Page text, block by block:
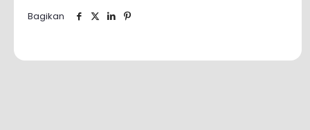
Bagikan